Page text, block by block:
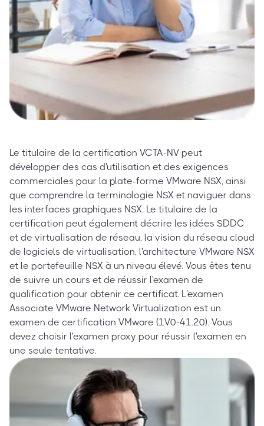
Le titulaire de la certification VCTA-NV peut
développer des cas d'utilisation et des exigences
commerciales pour la plate-forme VMware NSX, ainsi
que comprendre la terminologie NSX et naviguer dans
les interfaces graphiques NSX. Le titulaire de la
certification peut également décrire les idées SDDC
et de virtualisation de réseau, la vision du réseau cloud
de logiciels de virtualisation, l'architecture VMware NSX
et le portefeuille NSX à un niveau élevé. Vous êtes tenu
de suivre un cours et de réussir l'examen de
qualification pour obtenir ce certificat. L'examen
Associate VMware Network Virtualization est un
examen de certification VMware (1V0-41.20). Vous
devez choisir l'examen proxy pour réussir l'examen en
une seule tentative.